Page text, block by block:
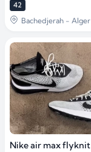
42
Bachedjerah - Alger